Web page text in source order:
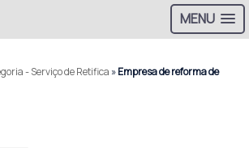
MENU
- Serviço de Retifica »Empresa de reforma de